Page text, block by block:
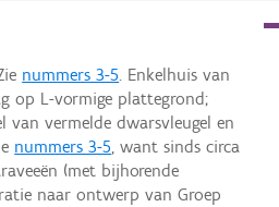
nummers 3-5. Enkelhuis van
op L-vormige plattegrond;
van vermelde dwarsvleugel en
nummers 3-5, want sinds circa
(met bijhorende
naar ontwerp van Groep